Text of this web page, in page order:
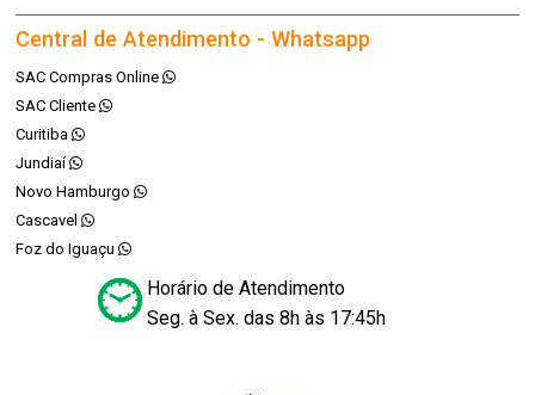
Central de Atendimento - Whatsapp
SAC Compras Online
SAC Cliente
Curitiba
Jundiaí
Novo Hamburgo
Cascavel
Foz do Iguaçu
Horário de Atendimento
Seg. à Sex. das 8h às 17:45h